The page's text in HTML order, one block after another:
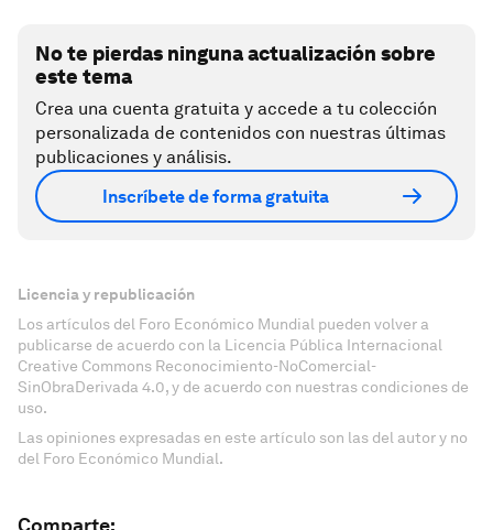
No te pierdas ninguna actualización sobre
este tema
Crea una cuenta gratuita y accede a tu colección
personalizada de contenidos con nuestras últimas
publicaciones y análisis.
Inscríbete de forma gratuita
Licencia y republicación
Los artículos del Foro Económico Mundial pueden volver a
publicarse de acuerdo con la Licencia Pública Internacional
Creative Commons Reconocimiento-NoComercial-
SinObraDerivada 4.0, y de acuerdo con nuestras condiciones de
uso.
Las opiniones expresadas en este artículo son las del autor y no
del Foro Económico Mundial.
Comparte: